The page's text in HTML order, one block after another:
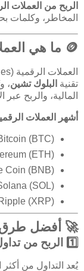
الربح من العملات
المخاطر، وكلمات
🪙 ما هي العملات الرقمية؟
تقنية البلوك تشين،
المالية، والربح
أشهر العملات
(BTC)
(ETH)
Coin (BNB)
(SOL)
(XRP)
🚀 أفضل طرق
1️⃣ الربح من تداول العملات الرقمية
يُعد التداول من